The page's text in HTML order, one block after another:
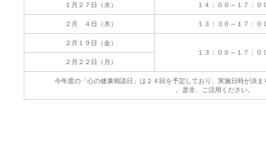
１月２７日（水） １４：００～１７：０
２月 ４日（木） １３：３０～１７：０
２月１９日（金）
１３：００～１７：０
２月２２日（月）
今年度の「心の健康相談日」は２４回を予定しており、実施日時が決
。是非、ご活用ください。